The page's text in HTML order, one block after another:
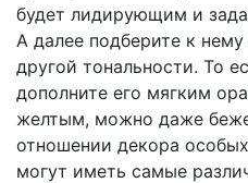
будет лидирующим и
А далее подберите к
другой тональности. То
дополните его мягким
желтым, можно даже
отношении декора
могут иметь самые